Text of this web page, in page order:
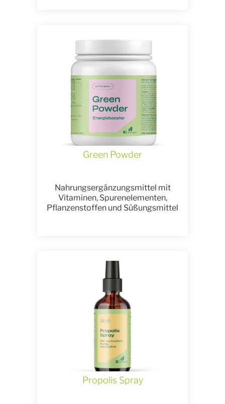
Green Powder
Nahrungsergänzungsmittel mit
Vitaminen, Spurenelementen,
Pflanzenstoffen und Süßungsmittel
Propolis Spray